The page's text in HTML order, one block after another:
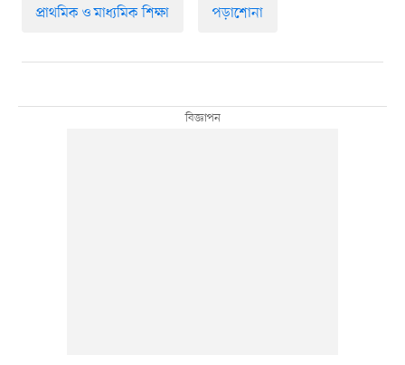
প্রাথমিক ও মাধ্যমিক শিক্ষা পড়াশোনা